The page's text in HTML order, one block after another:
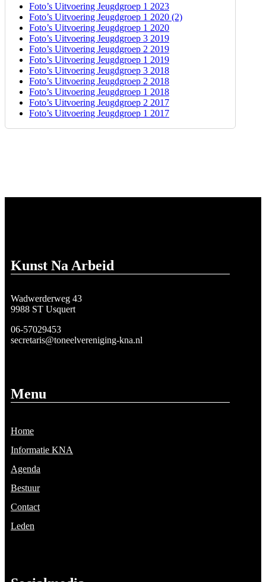
Foto’s Uitvoering Jeugdgroep 1 2023
Foto’s Uitvoering Jeugdgroep 1 2020 (2)
Foto’s Uitvoering Jeugdgroep 1 2020
Foto’s Uitvoering Jeugdgroep 3 2019
Foto’s Uitvoering Jeugdgroep 2 2019
Foto’s Uitvoering Jeugdgroep 1 2019
Foto’s Uitvoering Jeugdgroep 3 2018
Foto’s Uitvoering Jeugdgroep 2 2018
Foto’s Uitvoering Jeugdgroep 1 2018
Foto’s Uitvoering Jeugdgroep 2 2017
Foto’s Uitvoering Jeugdgroep 1 2017
Kunst Na Arbeid
Wadwerderweg 43
9988 ST Usquert
06-57029453
secretaris@toneelvereniging-kna.nl
Menu
Home
Informatie KNA
Agenda
Bestuur
Contact
Leden